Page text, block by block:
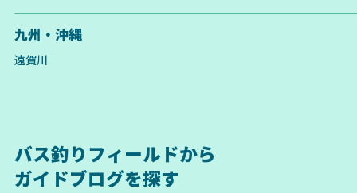
九州・沖縄
遠賀川
バス釣りフィールドから
ガイドブログを探す